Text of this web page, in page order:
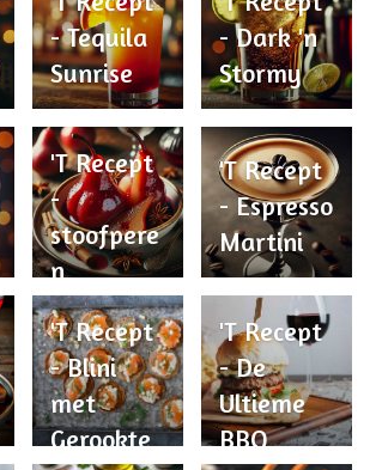
- Tequila
Sunrise
- Dark 'n
Stormy
'T Recept
-
stoofpere
n
'T Recept
- Espresso
Martini
'T Recept
- Blini
met
Gerookte
'T Recept
- De
Ultieme
BBQ